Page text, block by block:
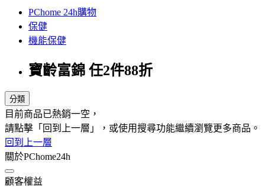
PChome 24h購物
保健
機能保健
寶齡富錦 任2件88折
分類
目前商品已熱銷一空，
請點擊「回到上一層」，或使用搜尋功能繼續瀏覽更多商品。
回到上一層
關於PChome24h
顧客權益